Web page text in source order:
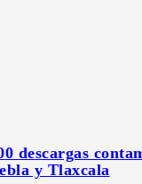
descargas
y Tlaxcala